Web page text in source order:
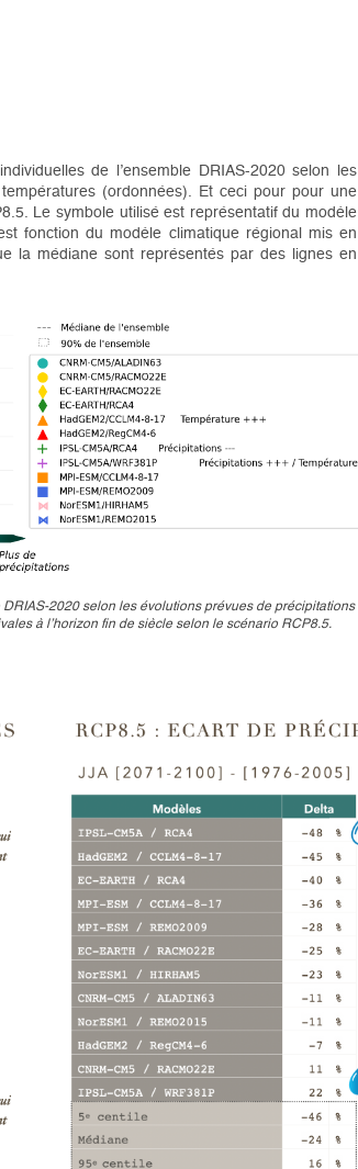
de l’ensemble DRIAS-2020 selon les
(ordonnées). Et ceci pour pour une
Le symbole utilisé est représentatif du modèle
fonction du modèle climatique régional mis en
la médiane sont représentés par des lignes en
2020 selon les évolutions prévues de précipitations
à l’horizon fin de siècle selon lescénario RCP8.5.